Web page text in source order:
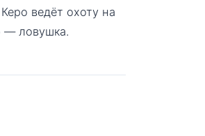
ведёт охоту на
— ловушка.